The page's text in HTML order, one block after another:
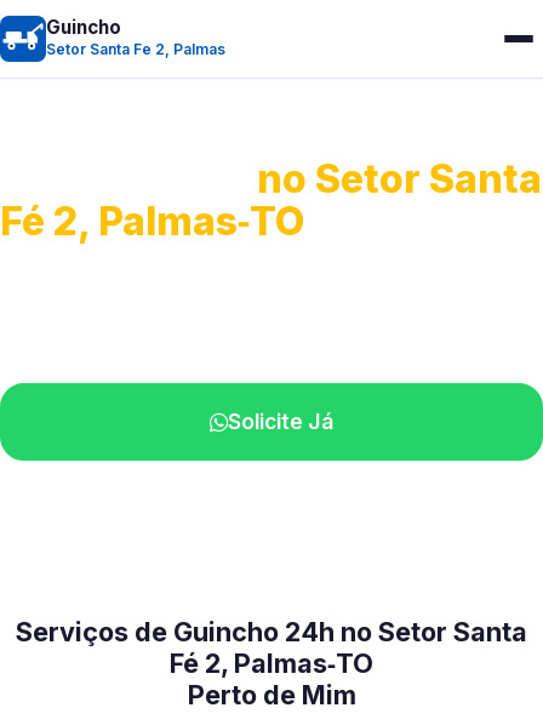
Guincho
Setor Santa Fe 2, Palmas
no Setor Santa
Fé 2, Palmas‑TO
Solicite Já
Serviços de Guincho 24h no Setor Santa
Fé 2, Palmas‑TO
Perto de Mim